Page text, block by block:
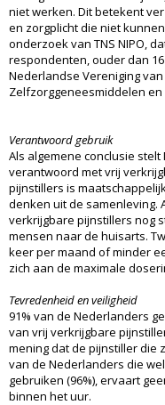
niet werken. Dit betekent
en zorgplicht die niet
onderzoek van TNS NIPO,
respondenten, ouder dan
Nederlandse Vereniging
Zelfzorggeneesmiddelen
Verantwoord gebruik
Als algemene conclusie
verantwoord met vrij
pijnstillers is
denken uit de samenleving.
verkrijgbare pijnstillers nog
mensen naar de huisarts.
keer per maand of minder
zich aan de maximale
Tevredenheid en veiligheid
91% van de Nederlanders
van vrij verkrijgbare
mening dat de pijnstiller die
van de Nederlanders die
gebruiken (96%), ervaart
binnen het uur.